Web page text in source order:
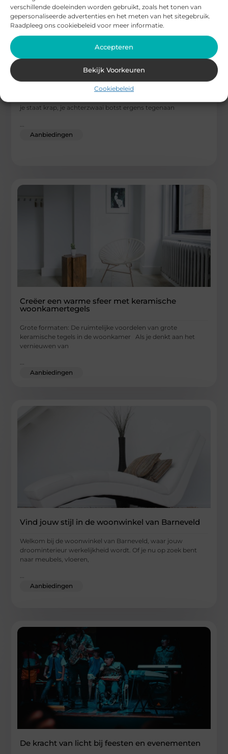
verschillende doeleinden worden gebruikt, zoals het tonen van
gepersonaliseerde advertenties en het meten van het sitegebruik.
Raadpleeg ons cookiebeleid voor meer informatie.
Accepteren
Bekijk Voorkeuren
Cookiebeleid
De perfecte pooltafel kopen
je staat krap, je achterzwaai botst ergens tegenaan
Aanbiedingen
Creëer een warme sfeer met keramische
woonkamertegels
Grote formaten: De ruimtelijke voordelen van grote
keramische tegels in de woonkamer Als je denkt aan het
vernieuwen van
Aanbiedingen
Vind jouw stijl in de woonwinkel van Barneveld
Welkom bij de woonwinkel van Barneveld, waar jouw
droominterieur werkelijkheid wordt. Of je nu op zoek bent
naar meubels, vloeren,
...
Aanbiedingen
De kracht van licht bij feesten en evenementen